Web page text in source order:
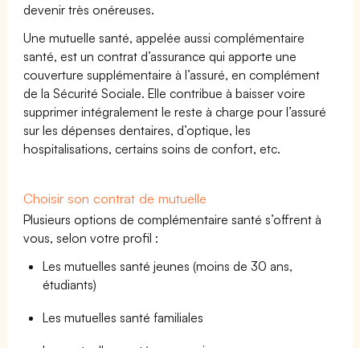
devenir très onéreuses.
Une mutuelle santé, appelée aussi complémentaire
santé, est un contrat d’assurance qui apporte une
couverture supplémentaire à l’assuré, en complément
de la Sécurité Sociale. Elle contribue à baisser voire
supprimer intégralement le reste à charge pour l’assuré
sur les dépenses dentaires, d’optique, les
hospitalisations, certains soins de confort, etc.
Choisir son contrat de mutuelle
Plusieurs options de complémentaire santé s’offrent à
vous, selon votre profil :
Les mutuelles santé jeunes (moins de 30 ans,
étudiants)
Les mutuelles santé familiales